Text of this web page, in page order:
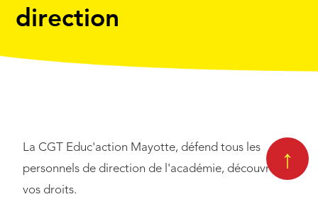
direction
↑
La CGT Educ'action Mayotte, défend tous les
personnels de direction de l'académie, découvrez
vos droits.